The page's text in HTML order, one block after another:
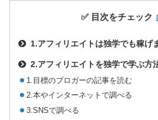
✅ 目次をチェック
1.アフィリエイトは独学でも稼げ
2.アフィリエイトを独学で学ぶ方
1.目標のブロガーの記事を読む
2.本やインターネットで調べる
3.SNSで調べる